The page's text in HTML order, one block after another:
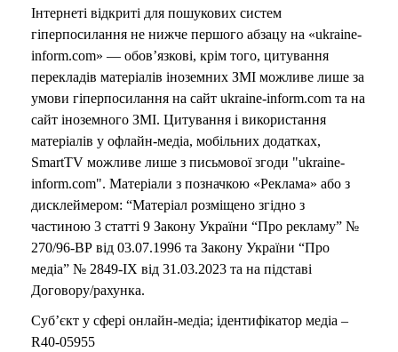
Інтернеті відкриті для пошукових систем
гіперпосилання не нижче першого абзацу на «ukraine-
inform.com» — обов’язкові, крім того, цитування
перекладів матеріалів іноземних ЗМІ можливе лише за
умови гіперпосилання на сайт ukraine-inform.com та на
сайт іноземного ЗМІ. Цитування і використання
матеріалів у офлайн-медіа, мобільних додатках,
SmartTV можливе лише з письмової згоди "ukraine-
inform.com". Матеріали з позначкою «Реклама» або з
дисклеймером: “Матеріал розміщено згідно з
частиною 3 статті 9 Закону України “Про рекламу” №
270/96-ВР від 03.07.1996 та Закону України “Про
медіа” № 2849-IX від 31.03.2023 та на підставі
Договору/рахунка.
Суб’єкт у сфері онлайн-медіа; ідентифікатор медіа –
R40-05955